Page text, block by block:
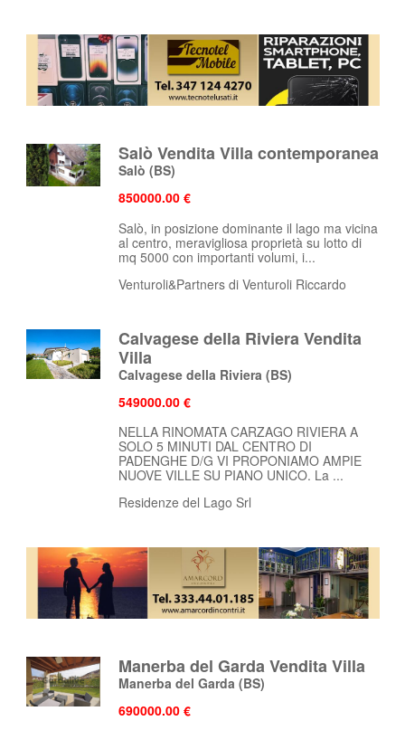
Salò Vendita Villa contemporanea
Salò (BS)
850000.00 €
Salò, in posizione dominante il lago ma vicina
al centro, meravigliosa proprietà su lotto di
mq 5000 con importanti volumi, i...
Venturoli&Partners di Venturoli Riccardo
Calvagese della Riviera Vendita
Villa
Calvagese della Riviera (BS)
549000.00 €
NELLA RINOMATA CARZAGO RIVIERA A
SOLO 5 MINUTI DAL CENTRO DI
PADENGHE D/G VI PROPONIAMO AMPIE
NUOVE VILLE SU PIANO UNICO. La ...
Residenze del Lago Srl
Manerba del Garda Vendita Villa
Manerba del Garda (BS)
690000.00 €